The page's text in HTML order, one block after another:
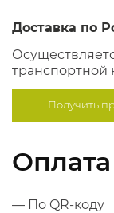
Доставка по
транспортной
Получить
Оплата
— По QR-коду